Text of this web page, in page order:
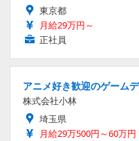
東京都
月給29万円～
正社員
アニメ好き歓迎のゲーム
株式会社小林
埼玉県
月給29万500円～60万円